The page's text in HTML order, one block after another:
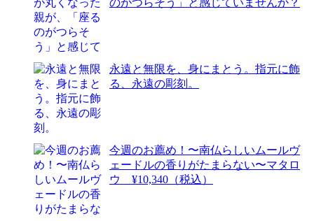
永遠と無限を、身にまとう。指元に飾
る、永遠の彫刻。
今週のお薦め！〜南仏らしいムールヴ
ェードルの香りがたまらない〜マタロ
ウ ¥10,340（税込）